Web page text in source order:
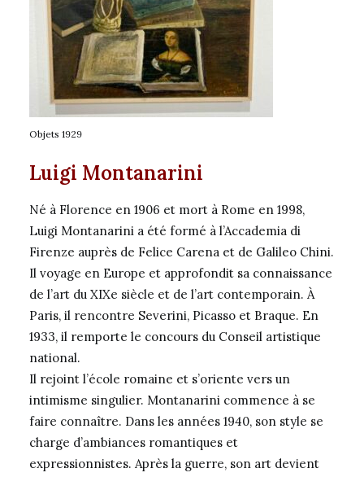
Objets 1929
Luigi Montanarini
Né à Florence en 1906 et mort à Rome en 1998,
Luigi Montanarini a été formé à l’Accademia di
Firenze auprès de Felice Carena et de Galileo Chini.
Il voyage en Europe et approfondit sa connaissance
de l’art du XIXe siècle et de l’art contemporain. À
Paris, il rencontre Severini, Picasso et Braque. En
1933, il remporte le concours du Conseil artistique
national.
Il rejoint l’école romaine et s’oriente vers un
intimisme singulier. Montanarini commence à se
faire connaître. Dans les années 1940, son style se
charge d’ambiances romantiques et
expressionnistes. Après la guerre, son art devient